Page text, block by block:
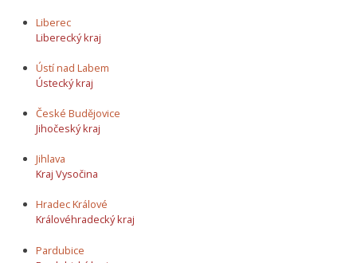
Liberec
Liberecký kraj
Ústí nad Labem
Ústecký kraj
České Budějovice
Jihočeský kraj
Jihlava
Kraj Vysočina
Hradec Králové
Královéhradecký kraj
Pardubice